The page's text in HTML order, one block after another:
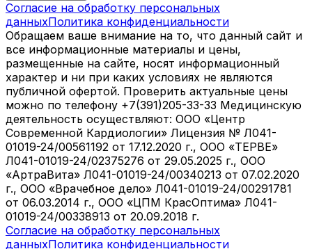
Согласие на обработку персональных
данныхПолитика конфиденциальности
Обращаем ваше внимание на то, что данный сайт и
все информационные материалы и цены,
размещенные на сайте, носят информационный
характер и ни при каких условиях не являются
публичной офертой. Проверить актуальные цены
можно по телефону +7(391)205-33-33 Медицинскую
деятельность осуществляют: ООО «Центр
Современной Кардиологии» Лицензия № Л041-
01019-24/00561192 от 17.12.2020 г., ООО «ТЕРВЕ»
Л041-01019-24/02375276 от 29.05.2025 г., ООО
«АртраВита» Л041-01019-24/00340213 от 07.02.2020
г., ООО «Врачебное дело» Л041-01019-24/00291781
от 06.03.2014 г., ООО «ЦПМ КрасОптима» Л041-
01019-24/00338913 от 20.09.2018 г.
Согласие на обработку персональных
данныхПолитика конфиденциальности